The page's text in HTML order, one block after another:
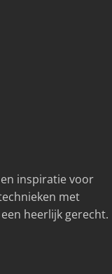
inspiratie voor
met
heerlijk gerecht.